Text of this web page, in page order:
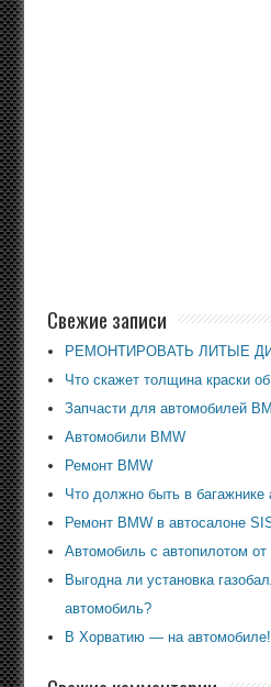
Свежие записи
РЕМОНТИРОВАТЬ ЛИТЫЕ
Что скажет толщина краски
Запчасти для автомобилей
Автомобили BMW
Ремонт BMW
Что должно быть в багажнике
Ремонт BMW в автосалоне
Автомобиль с автопилотом
Выгодна ли установка
автомобиль?
В Хорватию — на автомобиле!